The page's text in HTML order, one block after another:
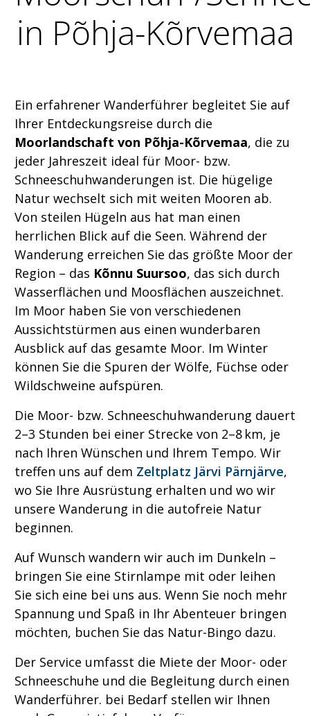
in Põhja-Kõrvemaa
Ein erfahrener Wanderführer begleitet Sie auf
Ihrer Entdeckungsreise durch die
Moorlandschaft von Põhja-Kõrvemaa, die zu
jeder Jahreszeit ideal für Moor- bzw.
Schneeschuhwanderungen ist. Die hügelige
Natur wechselt sich mit weiten Mooren ab.
Von steilen Hügeln aus hat man einen
herrlichen Blick auf die Seen. Während der
Wanderung erreichen Sie das größte Moor der
Region – das Kõnnu Suursoo, das sich durch
Wasserflächen und Moosflächen auszeichnet.
Im Moor haben Sie von verschiedenen
Aussichtstürmen aus einen wunderbaren
Ausblick auf das gesamte Moor. Im Winter
können Sie die Spuren der Wölfe, Füchse oder
Wildschweine aufspüren.
Die Moor- bzw. Schneeschuhwanderung dauert
2–3 Stunden bei einer Strecke von 2–8 km, je
nach Ihren Wünschen und Ihrem Tempo. Wir
treffen uns auf dem Zeltplatz Järvi Pärnjärve,
wo Sie Ihre Ausrüstung erhalten und wo wir
unsere Wanderung in die autofreie Natur
beginnen.
Auf Wunsch wandern wir auch im Dunkeln –
bringen Sie eine Stirnlampe mit oder leihen
Sie sich eine bei uns aus. Wenn Sie noch mehr
Spannung und Spaß in Ihr Abenteuer bringen
möchten, buchen Sie das Natur-Bingo dazu.
Der Service umfasst die Miete der Moor- oder
Schneeschuhe und die Begleitung durch einen
Wanderführer. bei Bedarf stellen wir Ihnen